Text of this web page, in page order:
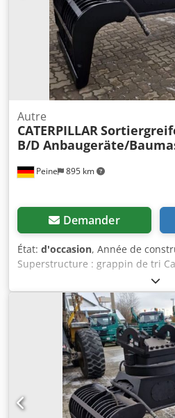
Peine 895 km
Autre
CATERPILLAR
B/D Anbaugeräte/
Demander
État: d'occasion, Année de
Superstructure : grappin de tri
volume 0,9 m³, année 2018,
d'identification modèle 226-4127,
année 2018, poids : 141,2 kg.
aux professionnels. EN CAS
HORS TAXES DOIT ÊTRE PAYÉ !!!!!
INFORMATIONS SONT SANS
POUR LES ÉQUIPEMENTS ET
mentions légales) constituent la
d’achat, factures, factures pro
négociations de vente. Dkodsqw